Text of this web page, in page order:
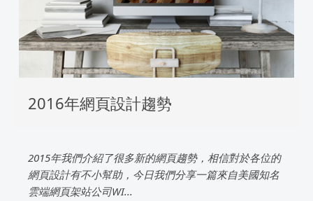
2016年網頁設計趨勢
2015年我們介紹了很多新的網頁趨勢，相信對於各位的
網頁設計有不小幫助，今日我們分享一篇來自美國知名
雲端網頁架站公司WI...